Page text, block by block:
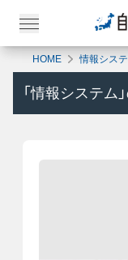
HOME 情報シス
「情報システム